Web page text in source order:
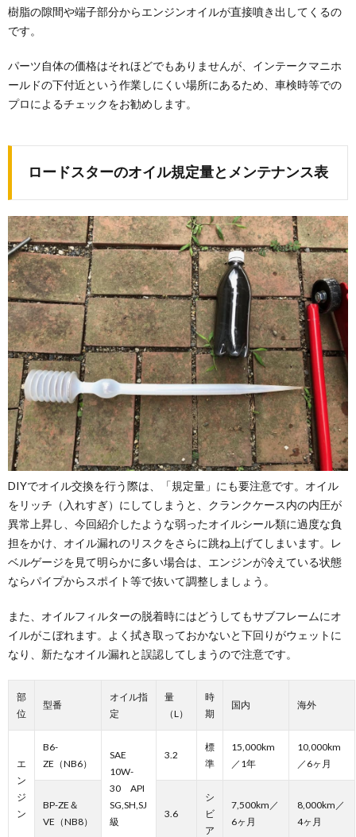
樹脂の隙間や端子部分からエンジンオイルが直接噴き出してくるの
です。
パーツ自体の価格はそれほどでもありませんが、インテークマニホ
ールドの下付近という作業しにくい場所にあるため、車検時等での
プロによるチェックをお勧めします。
ロードスターのオイル規定量とメンテナンス表
DIYでオイル交換を行う際は、「規定量」にも要注意です。オイル
をリッチ（入れすぎ）にしてしまうと、クランクケース内の内圧が
異常上昇し、今回紹介したような弱ったオイルシール類に過度な負
担をかけ、オイル漏れのリスクをさらに跳ね上げてしまいます。レ
ベルゲージを見て明らかに多い場合は、エンジンが冷えている状態
ならパイプからスポイト等で抜いて調整しましょう。
また、オイルフィルターの脱着時にはどうしてもサブフレームにオ
イルがこぼれます。よく拭き取っておかないと下回りがウェットに
なり、新たなオイル漏れと誤認してしまうので注意です。
部
位
型番
オイル指
定
量
（L）
時
期
国内 海外
エ
ン
ジ
ン
B6-
ZE（NB6）
SAE
10W-
30 API
SG,SH,SJ
級
3.2
標
準
15,000km
／1年
10,000km
／6ヶ月
BP-ZE＆
VE（NB8）
3.6
シ
ビ
ア
7,500km／
6ヶ月
8,000km／
4ヶ月